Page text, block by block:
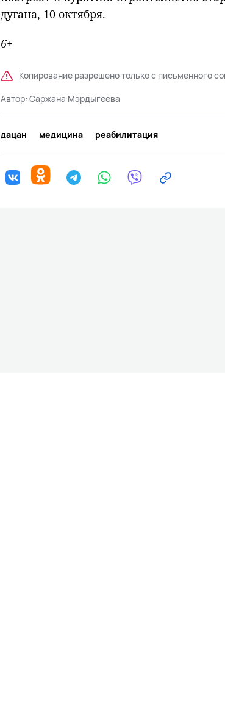
дугана, 10 октября.
6+
Копирование разрешено только с письменного
Автор: Саржана Мэрдыгеева
дацан медицина реабилитация